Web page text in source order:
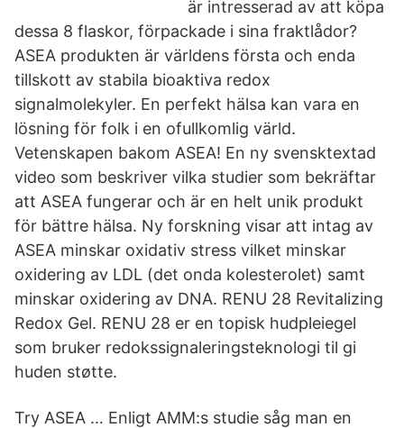
är intresserad av att köpa
dessa 8 flaskor, förpackade i sina fraktlådor?
ASEA produkten är världens första och enda
tillskott av stabila bioaktiva redox
signalmolekyler. En perfekt hälsa kan vara en
lösning för folk i en ofullkomlig värld.
Vetenskapen bakom ASEA! En ny svensktextad
video som beskriver vilka studier som bekräftar
att ASEA fungerar och är en helt unik produkt
för bättre hälsa. Ny forskning visar att intag av
ASEA minskar oxidativ stress vilket minskar
oxidering av LDL (det onda kolesterolet) samt
minskar oxidering av DNA. RENU 28 Revitalizing
Redox Gel. RENU 28 er en topisk hudpleiegel
som bruker redokssignaleringsteknologi til gi
huden støtte.
Try ASEA … Enligt AMM:s studie såg man en